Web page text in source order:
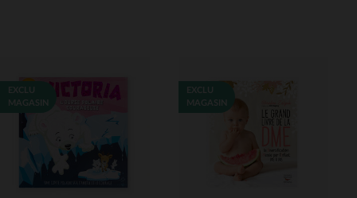
EXCLU
MAGASIN
EXCLU
MAGASIN